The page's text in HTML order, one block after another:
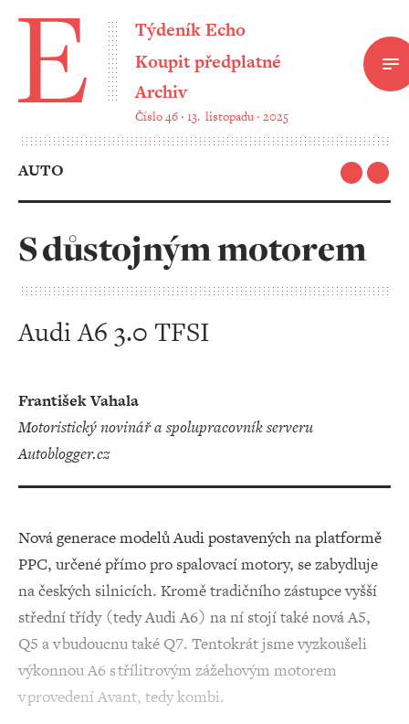
Týdeník Echo
Koupit předplatné
Archiv
Číslo 46 ‧ 13. listopadu ‧ 2025
AUTO
S důstojným motorem
Audi A6 3.0 TFSI
František Vahala
motoristický novinář a spolupracovník serveru
Autoblogger.cz
Nová generace modelů Audi postavených na platformě
PPC, určené přímo pro spalovací motory, se zabydluje
na českých silnicích. Kromě tradičního zástupce vyšší
střední třídy (tedy Audi A6) na ní stojí také nová A5,
Q5 a v budoucnu také Q7. Tentokrát jsme vyzkoušeli
výkonnou A6 s třílitrovým zážehovým motorem
v provedení Avant, tedy kombi.